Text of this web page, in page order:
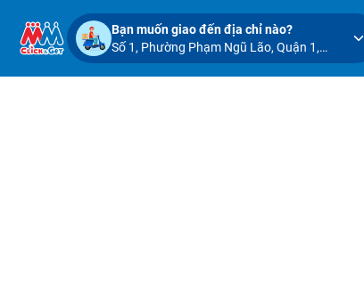
Bạn muốn giao đến địa chỉ nào?
Số 1, Phường Phạm Ngũ Lão, Quận 1,
Thành phố Hồ Chí Minh